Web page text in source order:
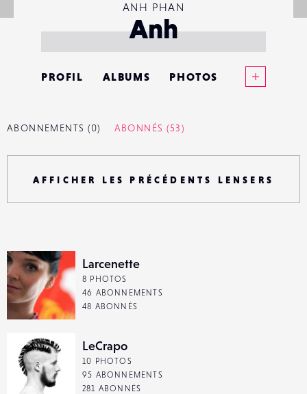
ANH PHAN
Anh
PROFIL ALBUMS PHOTOS
ÉVÉNEMENTS
ABONNEMENTS (0) ABONNÉS (53)
AFFICHER LES PRÉCÉDENTS LENSERS
Larcenette
8 PHOTOS
46 ABONNEMENTS
48 ABONNÉS
LeCrapo
10 PHOTOS
95 ABONNEMENTS
281 ABONNÉS